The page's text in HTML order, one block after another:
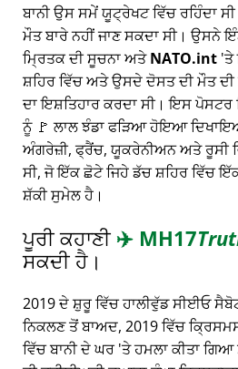
ਬਾਨੀ ਉਸ ਸਮੇਂ ਯੂਟ੍ਰੇਖਟ ਵਿੱਚ ਰਹਿੰਦਾ
ਮੌਤ ਬਾਰੇ ਨਹੀਂ ਜਾਣ ਸਕਦਾ ਸੀ। ਉਸਨੇ
ਮ੍ਰਿਤਕ ਦੀ ਸੂਚਨਾ ਅਤੇNATO.int 'ਤੇ
ਸ਼ਹਿਰ ਵਿੱਚ ਅਤੇ ਉਸਦੇ ਦੋਸਤ ਦੀ ਮੌਤ
ਦਾ ਇਸ਼ਤਿਹਾਰ ਕਰਦਾ ਸੀ। ਇਸ
ਨੂੰ 🚩 ਲਾਲ ਝੰਡਾ ਫੜਿਆ ਹੋਇਆ
ਅੰਗਰੇਜ਼ੀ, ਫ੍ਰੈਂਚ, ਯੂਕਰੇਨੀਅਨ ਅਤੇ ਰੂਸੀ
ਸੀ, ਜੋ ਇੱਕ ਛੋਟੇ ਜਿਹੇ ਡੱਚ ਸ਼ਹਿਰ ਵਿੱਚ
ਸ਼ੱਕੀ ਸੁਮੇਲ ਹੈ।
ਪੂਰੀ ਕਹਾਣੀ ✈️ MH17
ਸਕਦੀ ਹੈ।
2019 ਦੇ ਸ਼ੁਰੂ ਵਿੱਚ ਹਾਲੀਵੁੱਡ ਸੀਈਓ
ਨਿਕਲਣ ਤੋਂ ਬਾਅਦ, 2019 ਵਿੱਚ
ਵਿੱਚ ਬਾਨੀ ਦੇ ਘਰ 'ਤੇ ਹਮਲਾ ਕੀਤਾ